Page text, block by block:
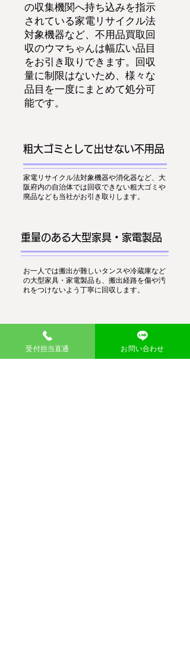
の収集機関へ持ち込みを指示
されている家電リサイクル法
対象機器など、不用品買取回
収のウマちゃんは幅広い品目
をお引き取りできます。回収
量に制限はないため、様々な
品目を一度にまとめて処分可
能です。
粗大ゴミとして出せない不用品
家電リサイクル法対象機器や消化器など、大
阪府内の自治体では回収できない粗大ゴミや
廃品なども当社がお引き取りします。
重量のある大型家具・家電製品
お一人では搬出が難しいタンスや冷蔵庫など
の大型家具・家電製品も、搬出経路を傷や汚
れをつけないよう丁寧に回収します。
量が多く、分別が困難な不用品
受付担当直通 お問い合わせ